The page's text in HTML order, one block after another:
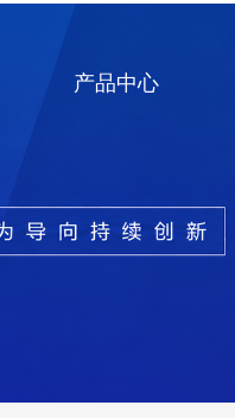
产品中心